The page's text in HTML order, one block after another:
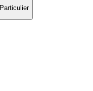
Particulier